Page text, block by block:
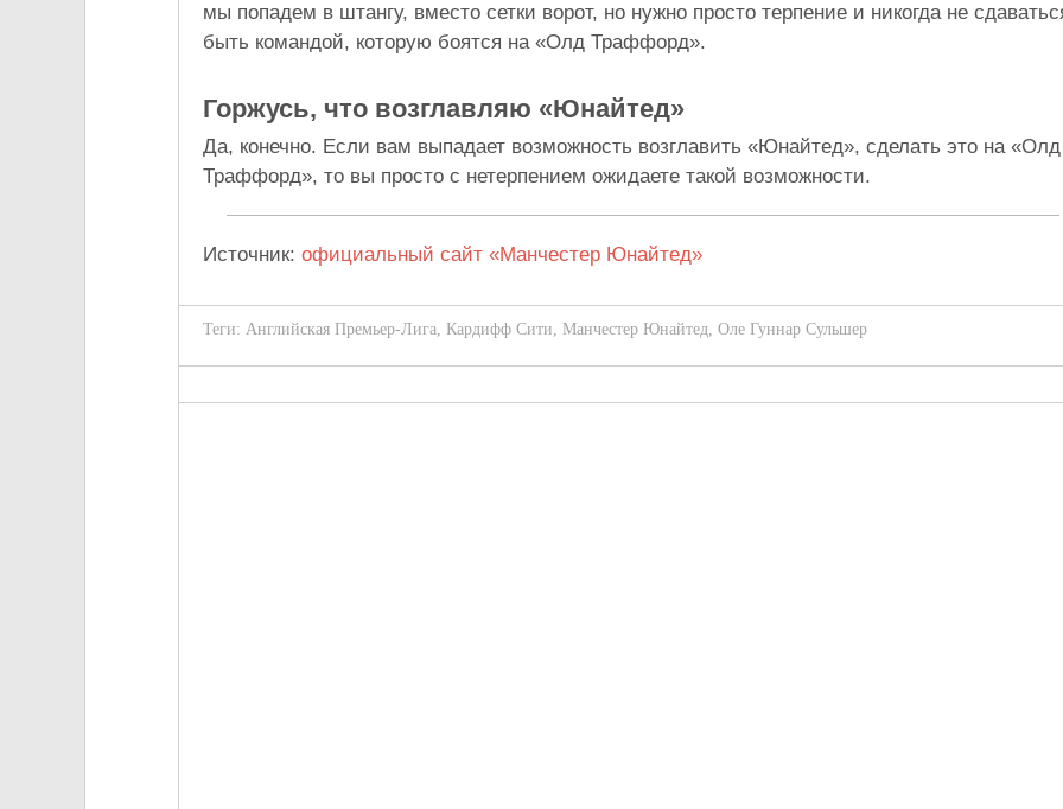
мы попадем в штангу, вместо сетки ворот, но нужно просто терпение и никогда не
быть командой, которую боятся на «Олд Траффорд».
Горжусь, что возглавляю «Юнайтед»
Да, конечно. Если вам выпадает возможность возглавить «Юнайтед», сделать это на «Олд
Траффорд», то вы просто с нетерпением ожидаете такой возможности.
Источник: официальный сайт «Манчестер Юнайтед»
Теги: Английская Премьер-Лига, Кардифф Сити, Манчестер Юнайтед, Оле Гуннар Сульшер